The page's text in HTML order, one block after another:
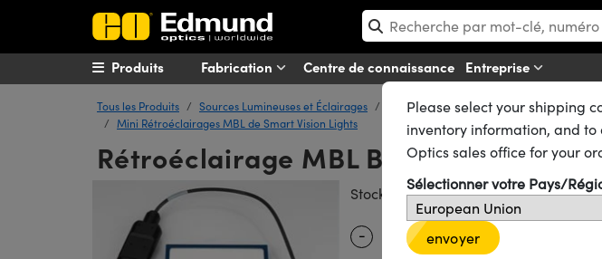
Fabrication Centre de connaissance Entreprise
Produits
Tous les Produits Sources Lumineuses et Éclairages Éclairages pour la Vision Industrielle
Mini Rétroéclairages MBL de Smart Vision Lights
Rétroéclairage MBL Blanc, 100 x 100
Stock #75-258 CONTACT
Quantity Selector
- Use the plus and minus
+ €1.335,00
Please select your shipping
inventory information, and
Optics sales office for your
Sélectionner votre Pays/
envoyer